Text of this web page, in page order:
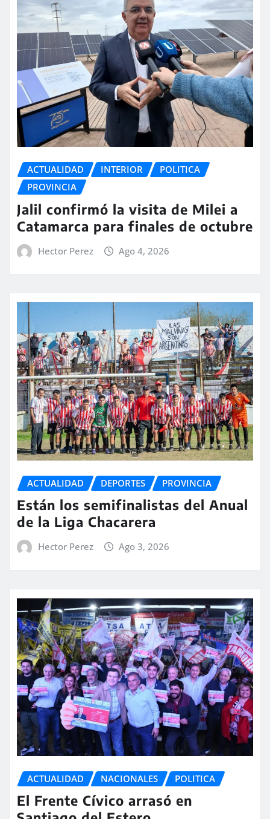
ACTUALIDAD INTERIOR
POLITICA
PROVINCIA
Jalil confirmó la visita de Milei a
Catamarca para finales de octubre
Hector Perez Ago 4, 2026
ACTUALIDAD DEPORTES PROVINCIA
Están los semifinalistas del Anual
de la Liga Chacarera
Hector Perez Ago 3, 2026
ACTUALIDAD NACIONALES POLITICA
El Frente Cívico arrasó en